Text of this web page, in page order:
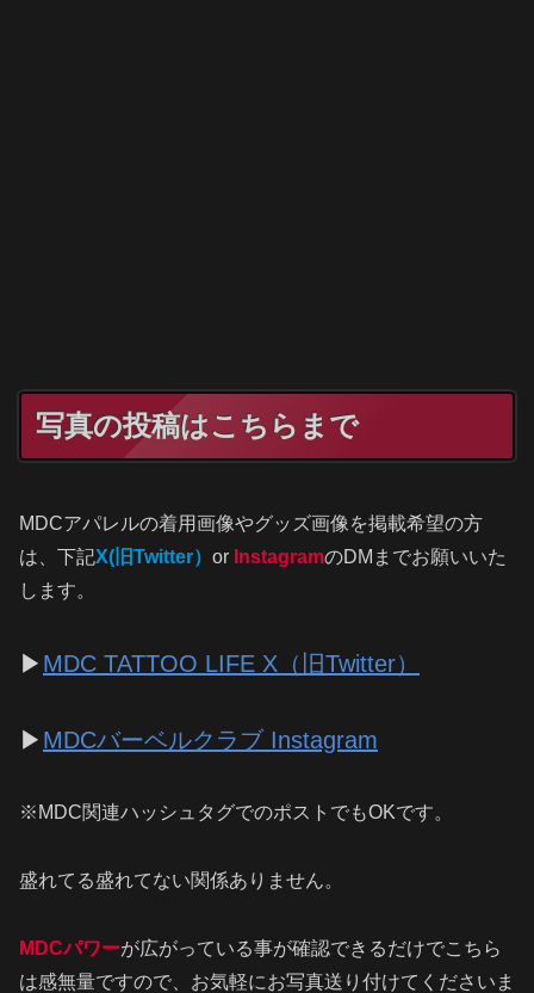
写真の投稿はこちらまで
MDCアパレルの着用画像やグッズ画像を掲載希望の方
は、下記X(旧Twitter） or InstagramのDMまでお願いいた
します。
▶ MDC TATTOO LIFE X（旧Twitter）
▶ MDCバーベルクラブ Instagram
※MDC関連ハッシュタグでのポストでもOKです。
盛れてる盛れてない関係ありません。
MDCパワーが広がっている事が確認できるだけでこちら
は感無量ですので、お気軽にお写真送り付けてくださいま